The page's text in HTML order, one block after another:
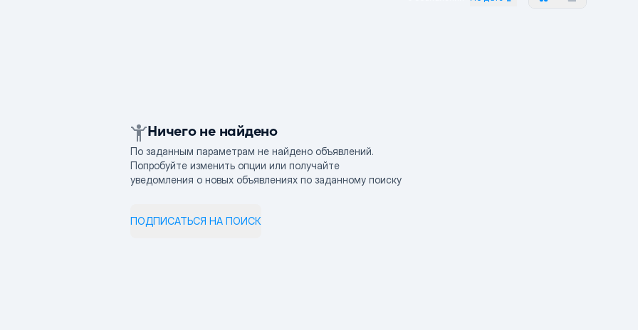
Ничего не найдено
По заданным параметрам не найдено объявлений.
Попробуйте изменить опции или получайте
уведомления о новых объявлениях по заданному поиску
ПОДПИСАТЬСЯ НА ПОИСК